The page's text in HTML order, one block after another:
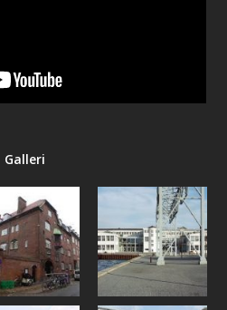
Galleri